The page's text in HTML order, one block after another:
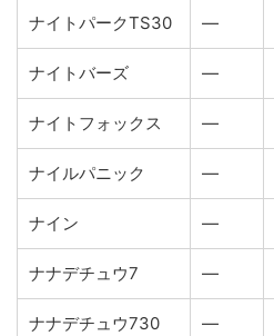
ナイトパークTS30 ―
ナイトバーズ ―
ナイトフォックス ―
ナイルパニック ―
ナイン ―
ナナデチュウ7 ―
ナナデチュウ730 ―